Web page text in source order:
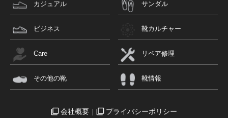
カジュアル サンダル
ビジネス 靴カルチャー
Care リペア修理
その他の靴 靴情報
会社概要 プライバシーポリシー